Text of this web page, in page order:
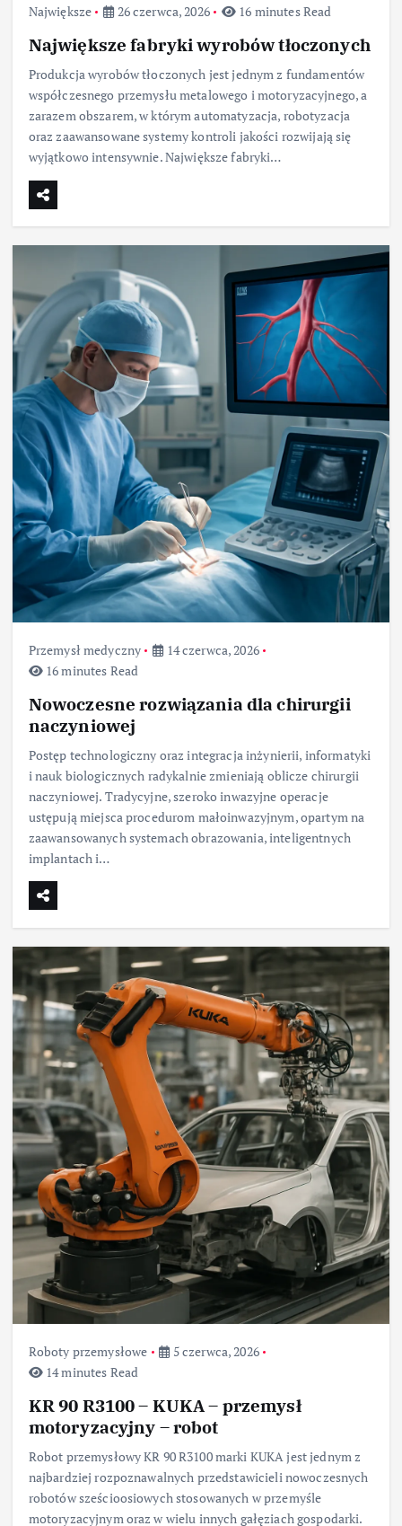
Największe 26 czerwca, 2026 16 minutes Read
Największe fabryki wyrobów tłoczonych
Produkcja wyrobów tłoczonych jest jednym z fundamentów
współczesnego przemysłu metalowego i motoryzacyjnego, a
zarazem obszarem, w którym automatyzacja, robotyzacja
oraz zaawansowane systemy kontroli jakości rozwijają się
wyjątkowo intensywnie. Największe fabryki…
Przemysł medyczny
14 czerwca, 2026
16 minutes Read
Nowoczesne rozwiązania dla chirurgii
naczyniowej
Postęp technologiczny oraz integracja inżynierii, informatyki
i nauk biologicznych radykalnie zmieniają oblicze chirurgii
naczyniowej. Tradycyjne, szeroko inwazyjne operacje
ustępują miejsca procedurom małoinwazyjnym, opartym na
zaawansowanych systemach obrazowania, inteligentnych
implantach i…
Roboty przemysłowe
5 czerwca, 2026
14 minutes Read
KR 90 R3100 – KUKA – przemysł
motoryzacyjny – robot
Robot przemysłowy KR 90 R3100 marki KUKA jest jednym z
najbardziej rozpoznawalnych przedstawicieli nowoczesnych
robotów sześcioosiowych stosowanych w przemyśle
motoryzacyjnym oraz w wielu innych gałęziach gospodarki.